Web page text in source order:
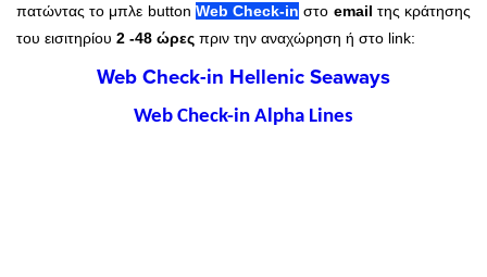
πατώντας το μπλε button Web Check-in στο email της κράτησης
του εισιτηρίου 2 -48 ώρες πριν την αναχώρηση ή στο link:
Web Check-in Hellenic Seaways
Web Check-in Alpha Lines